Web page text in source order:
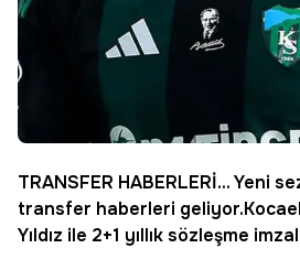
TRANSFER HABERLERİ... Yeni
transfer haberleri geliyor.
Yıldız ile 2+1 yıllık sözleşme